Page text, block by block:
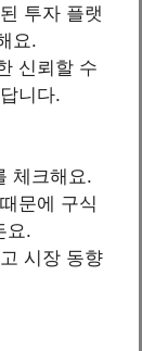
투자 플랫
요.
신뢰할 수
니다.
체크해요.
문에 구식
요.
시장 동향